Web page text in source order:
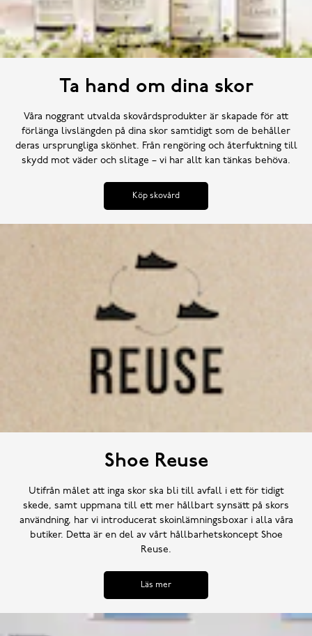
Ta hand om dina skor
Våra noggrant utvalda skovårdsprodukter är skapade för att
förlänga livslängden på dina skor samtidigt som de behåller
deras ursprungliga skönhet. Från rengöring och återfuktning till
skydd mot väder och slitage – vi har allt kan tänkas behöva.
Köp skovård
Shoe Reuse
Utifrån målet att inga skor ska bli till avfall i ett för tidigt
skede, samt uppmana till ett mer hållbart synsätt på skors
användning, har vi introducerat skoinlämningsboxar i alla våra
butiker. Detta är en del av vårt hållbarhetskoncept Shoe
Reuse.
Läs mer